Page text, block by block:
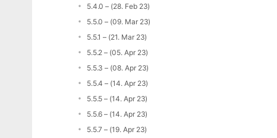
5.4.0 – (28. Feb 23)
5.5.0 – (09. Mar 23)
5.5.1 – (21. Mar 23)
5.5.2 – (05. Apr 23)
5.5.3 – (08. Apr 23)
5.5.4 – (14. Apr 23)
5.5.5 – (14. Apr 23)
5.5.6 – (14. Apr 23)
5.5.7 – (19. Apr 23)